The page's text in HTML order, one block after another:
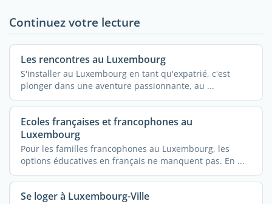
Continuez votre lecture
Les rencontres au Luxembourg
S'installer au Luxembourg en tant qu'expatrié, c'est
plonger dans une aventure passionnante, au ...
Ecoles françaises et francophones au
Luxembourg
Pour les familles francophones au Luxembourg, les
options éducatives en français ne manquent pas. En ...
Se loger à Luxembourg-Ville